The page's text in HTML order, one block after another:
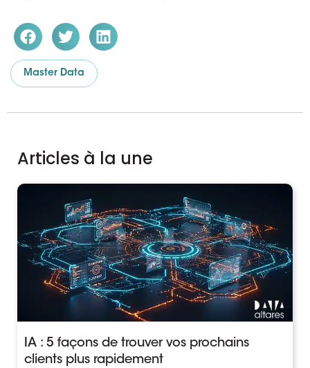
Master Data
Articles à la une
IA : 5 façons de trouver vos prochains
clients plus rapidement